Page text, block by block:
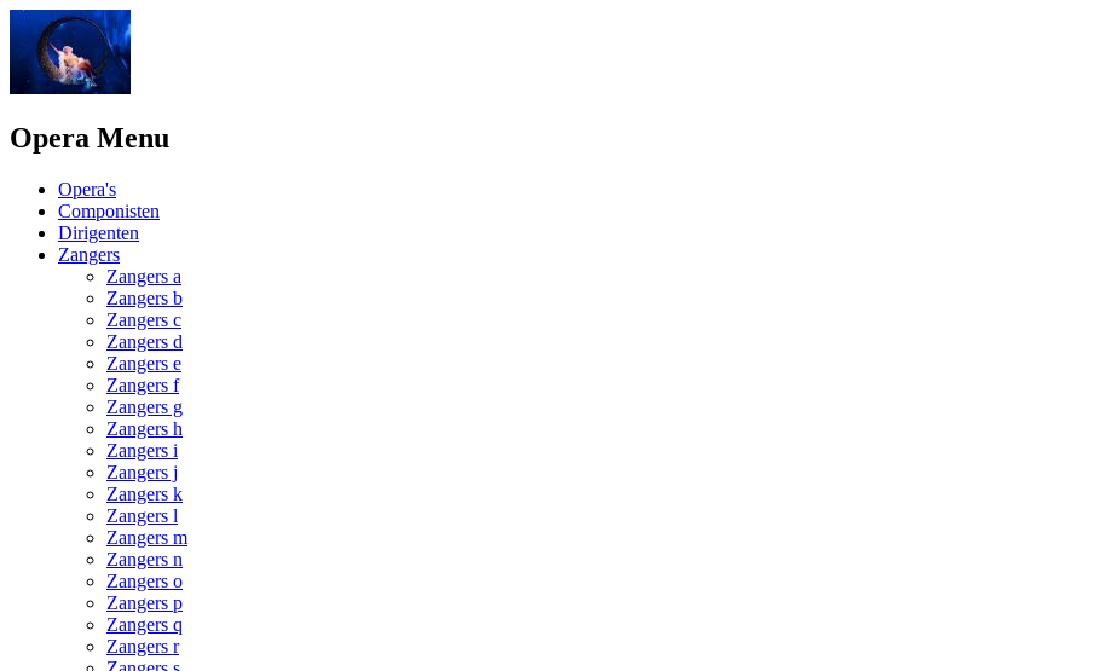
Opera Menu
Opera's
Componisten
Dirigenten
Zangers
Zangers a
Zangers b
Zangers c
Zangers d
Zangers e
Zangers f
Zangers g
Zangers h
Zangers i
Zangers j
Zangers k
Zangers l
Zangers m
Zangers n
Zangers o
Zangers p
Zangers q
Zangers r